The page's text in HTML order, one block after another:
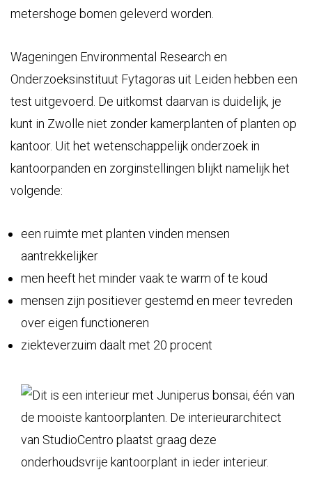
metershoge bomen geleverd worden.
Wageningen Environmental Research en
Onderzoeksinstituut Fytagoras uit Leiden hebben een
test uitgevoerd. De uitkomst daarvan is duidelijk, je
kunt in Zwolle niet zonder kamerplanten of planten op
kantoor. Uit het wetenschappelijk onderzoek in
kantoorpanden en zorginstellingen blijkt namelijk het
volgende:
een ruimte met planten vinden mensen
aantrekkelijker
men heeft het minder vaak te warm of te koud
mensen zijn positiever gestemd en meer tevreden
over eigen functioneren
ziekteverzuim daalt met 20 procent